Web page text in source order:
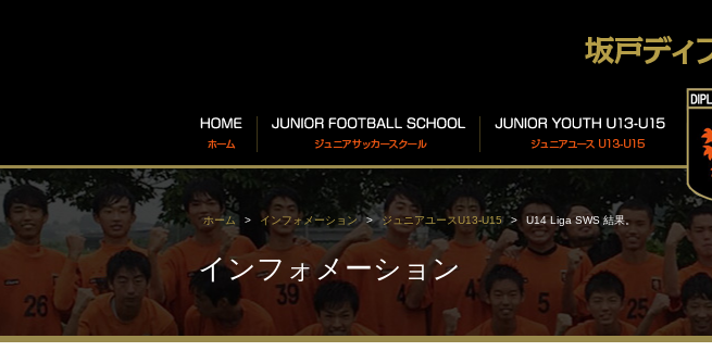
ホーム インフォメーション ジュニアユースU13-U15 U14 Liga SWS 結果。
インフォメーション